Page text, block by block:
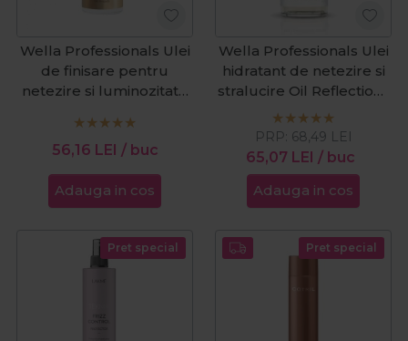
Wella Professionals Ulei
de finisare pentru
netezire si luminozitate
56,16 LEI / buc
Adauga in cos
Wella Professionals Ulei
hidratant de netezire si
stralucire Oil Reflections
Light 30ml
65,07 LEI / buc
PRP: 68,49 LEI
Adauga in cos
Pret special Pret special